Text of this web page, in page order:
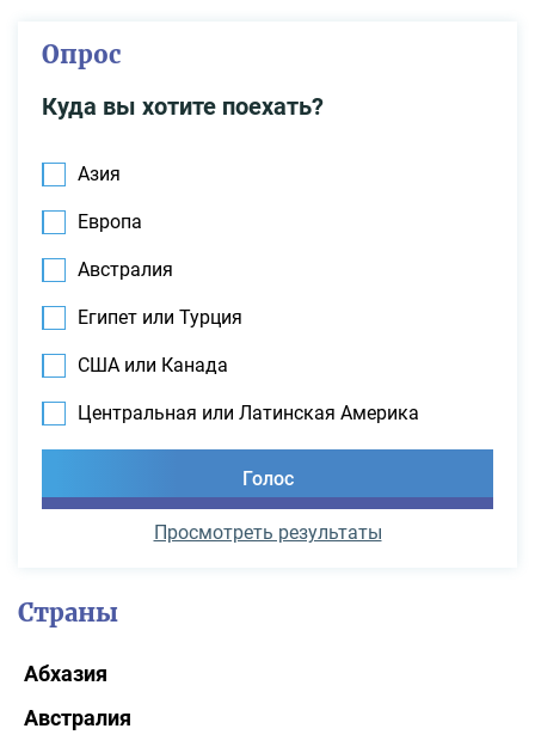
Опрос
Куда вы хотите поехать?
Азия
Европа
Австралия
Египет или Турция
США или Канада
Центральная или Латинская Америка
Просмотреть результаты
Страны
Абхазия
Австралия